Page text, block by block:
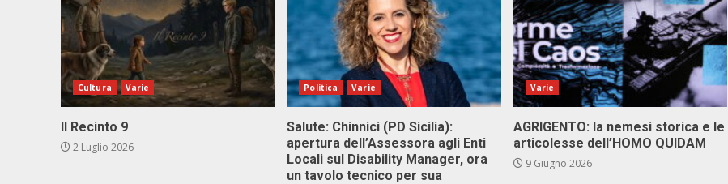
Cultura Varie
Il Recinto 9
2 Luglio 2026
Politica Varie
Salute: Chinnici (PD Sicilia):
apertura dell’Assessora agli Enti
Locali sul Disability Manager, ora
un tavolo tecnico per sua
Varie
AGRIGENTO: la nemesi storica e le
articolesse dell’HOMO QUIDAM
9 Giugno 2026